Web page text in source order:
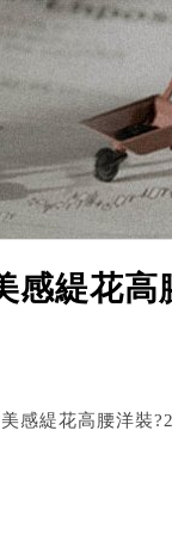
感緹花高
感緹花高腰洋裝